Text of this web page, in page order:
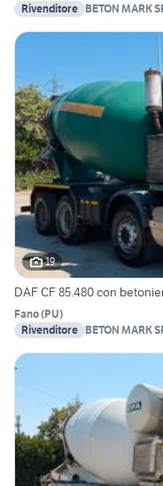
Rivenditore BETON MARK
19
DAF CF 85.480 con
Fano(PU)
Rivenditore BETON MARK